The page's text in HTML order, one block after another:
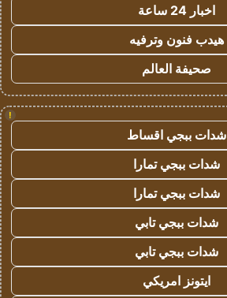
اخبار 24 ساعة
هيدب فنون وترفيه
صحيفة العالم
!
شدات ببجي اقساط
شدات ببجي تمارا
شدات ببجي تمارا
شدات ببجي تابي
شدات ببجي تابي
ايتونز امريكي